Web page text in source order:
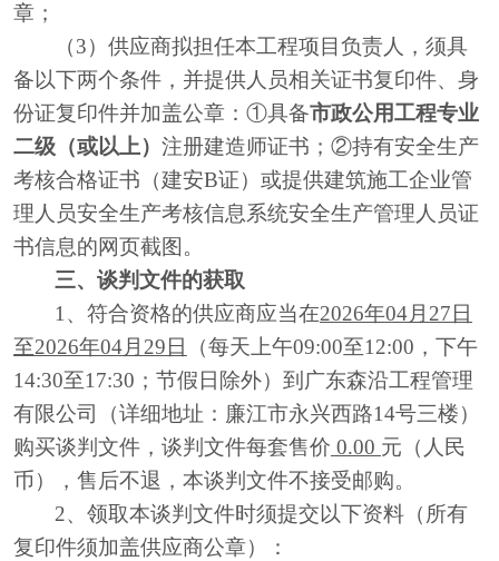
章；
（3）供应商拟担任本工程项目负责人，须具
备以下两个条件，并提供人员相关证书复印件、身
份证复印件并加盖公章：①具备市政公用工程专业
二级（或以上） 注册建造师证书； ②持有安全生产
考核合格证书（建安B证）或提供建筑施工企业管
理人员安全生产考核信息系统安全生产管理人员证
书信息的网页截图。
三、 谈判文件的获取
1、符合资格的供应商应当在2026年04月 27 日
至2026年04月 29 日 （每天上午09:00至12:00，下午
14:30至17:30；节假日除外）到 广东森沿工程管理
有限公司
（详细地址： 廉江市永兴西路14号三楼）
购买谈判 文件， 谈判 文件每套售价 0.00 元（人民
币），售后不退，本谈判 文件不接受邮购。
2、领取本谈判 文件时须提交以下资料（所有
复印件须加盖供应商公章）：